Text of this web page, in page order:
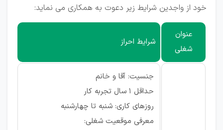
خود از واجدین شرایط زیر دعوت به همکاری می نماید:
عنوان
شغلی
شرایط احراز
جنسیت: آقا و خانم
حداقل 1 سال تجربه کار
روزهای کاری: شنبه تا چهارشنبه
معرفی موقعیت شغلی: